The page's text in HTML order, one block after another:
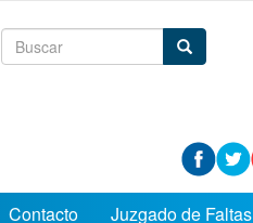
Formulario
Contacto Juzgado de Faltas